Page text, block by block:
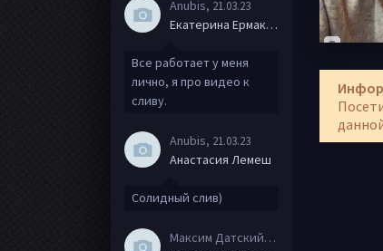
Anubis, 21.03.23
Екатерина Ермакова
Все работает у меня
лично, я про видео к
сливу.
Anubis, 21.03.23
Анастасия Лемеш
Солидный слив)
Максим Датский
, 15.08.20